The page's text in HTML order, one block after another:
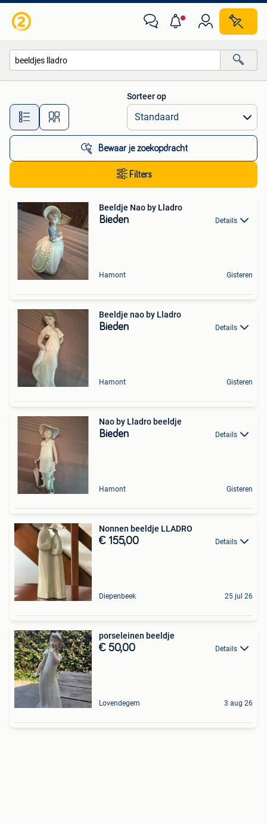
Alle afstanden…
Sorteer op
Bewaar je zoekopdracht
Filters
Beeldje Nao by Lladro
Bieden Details
Hamont Gisteren
Beeldje nao by Lladro
Bieden Details
Hamont Gisteren
Nao by Lladro beeldje
Bieden Details
Hamont Gisteren
Nonnen beeldje LLADRO
€ 155,00 Details
Diepenbeek 25 jul 26
porseleinen beeldje
€ 50,00 Details
Lovendegem 3 aug 26